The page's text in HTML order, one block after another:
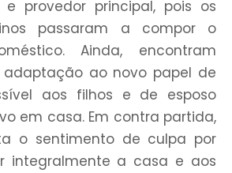
provedor principal, pois os
passaram a compor o
Ainda, encontram
ao novo papel de
aos filhos e de esposo
em casa. Em contra partida,
o sentimento de culpa por
integralmente a casa e aos